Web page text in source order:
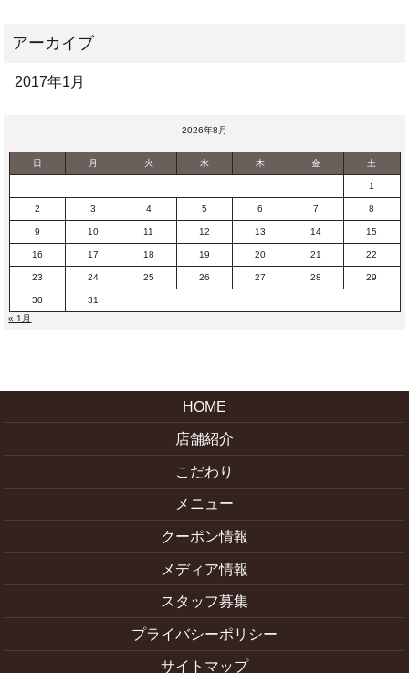
2017年1月
2026年8月
日 月 火 水 木 金 土
1
2 3 4 5 6 7 8
9 10 11 12 13 14 15
16 17 18 19 20 21 22
23 24 25 26 27 28 29
30
31
« 1月
HOME
店舗紹介
こだわり
メニュー
クーポン情報
メディア情報
スタッフ募集
プライバシーポリシー
サイトマップ